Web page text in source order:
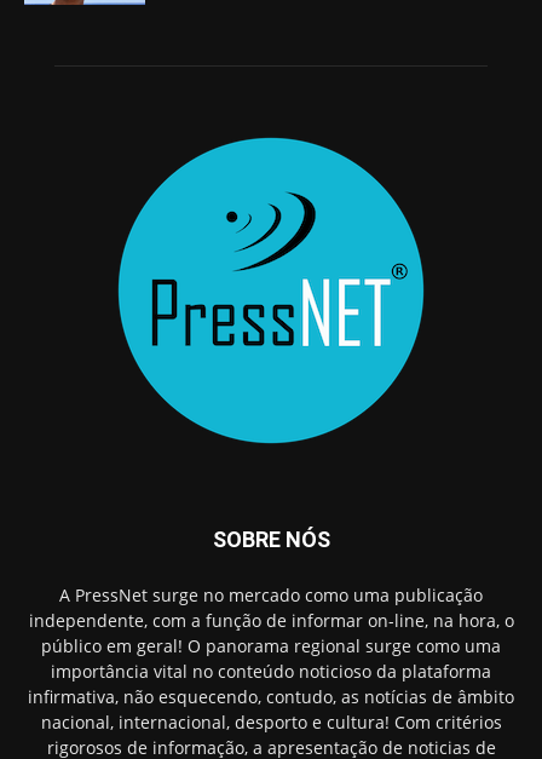
SOBRE NÓS
A PressNet surge no mercado como uma publicação
independente, com a função de informar on-line, na hora, o
público em geral! O panorama regional surge como uma
importância vital no conteúdo noticioso da plataforma
infirmativa, não esquecendo, contudo, as notícias de âmbito
nacional, internacional, desporto e cultura! Com critérios
rigorosos de informação, a apresentação de noticias de